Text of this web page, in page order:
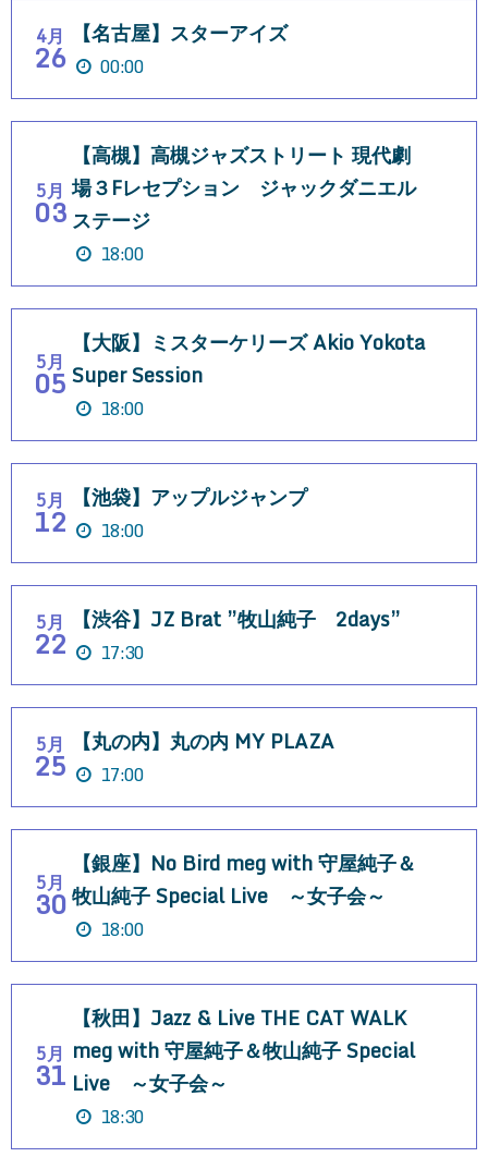
4月
26
【名古屋】スターアイズ
00:00
5月
03
【高槻】高槻ジャズストリート 現代劇
場３Fレセプション ジャックダニエル
ステージ
18:00
5月
05
【大阪】ミスターケリーズ Akio Yokota
Super Session
18:00
5月
12
【池袋】アップルジャンプ
18:00
5月
22
【渋谷】JZ Brat ”牧山純子 2days”
17:30
5月
25
【丸の内】丸の内 MY PLAZA
17:00
5月
30
【銀座】No Bird meg with 守屋純子＆
牧山純子 Special Live ～女子会～
18:00
5月
31
【秋田】Jazz & Live THE CAT WALK
meg with 守屋純子＆牧山純子 Special
Live ～女子会～
18:30